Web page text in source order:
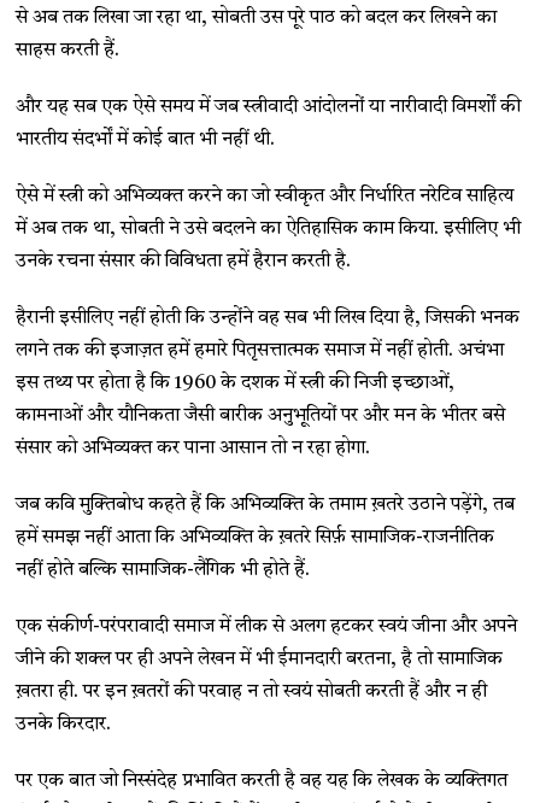
से अब तक लिखा जा रहा था, सोबती उस पूरे पाठ को बदल कर लिखने का
साहस करती हैं.
और यह सब एक ऐसे समय में जब स्त्रीवादी आंदोलनों या नारीवादी विमर्शों की
भारतीय संदर्भों में कोई बात भी नहीं थी.
ऐसे में स्त्री को अभिव्यक्त करने का जो स्वीकृत और निर्धारित नरेटिव साहित्य
में अब तक था, सोबती ने उसे बदलने का ऐतिहासिक काम किया. इसीलिए भी
उनके रचना संसार की विविधता हमें हैरान करती है.
हैरानी इसीलिए नहीं होती कि उन्होंने वह सब भी लिख दिया है, जिसकी भनक
लगने तक की इजाज़त हमें हमारे पितृसत्तात्मक समाज में नहीं होती. अचंभा
इस तथ्य पर होता है कि 1960 के दशक में स्त्री की निजी इच्छाओं,
कामनाओं और यौनिकता जैसी बारीक अनुभूतियों पर और मन के भीतर बसे
संसार को अभिव्यक्त कर पाना आसान तो न रहा होगा.
जब कवि मुक्तिबोध कहते हैं कि अभिव्यक्ति के तमाम ख़तरे उठाने पड़ेंगे, तब
हमें समझ नहीं आता कि अभिव्यक्ति के ख़तरे सिर्फ़ सामाजिक-राजनीतिक
नहीं होते बल्कि सामाजिक-लैंगिक भी होते हैं.
एक संकीर्ण-परंपरावादी समाज में लीक से अलग हटकर स्वयं जीना और अपने
जीने की शक्ल पर ही अपने लेखन में भी ईमानदारी बरतना, है तो सामाजिक
ख़तरा ही. पर इन ख़तरों की परवाह न तो स्वयं सोबती करती हैं और न ही
उनके किरदार.
पर एक बात जो निस्संदेह प्रभावित करती है वह यह कि लेखक के व्यक्तिगत